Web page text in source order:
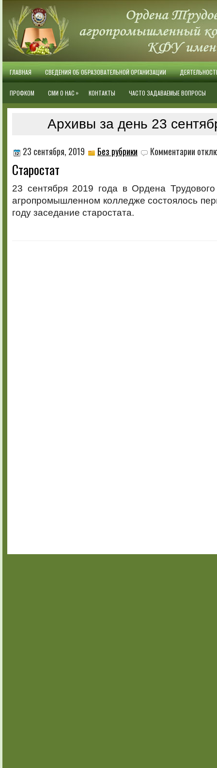
ГЛАВНАЯ СВЕДЕНИЯ ОБ ОБРАЗОВАТЕЛЬНОЙ ОРГАНИЗАЦИИ
ПРОФКОМ СМИ О НАС » КОНТАКТЫ ЧАСТО ЗАДАВАЕМЫЕ ВОПРОСЫ
Архивы за день 23
23 сентября, 2019 Без рубрики Комментарии записи
Старостат
23 сентября 2019 года в Ордена
агропромышленном колледже состоялось
году заседание старостата.